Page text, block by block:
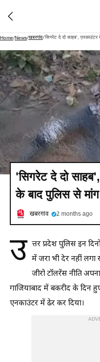
Home/News/खबरगांव/'सिगरेट दे दो साहब',
'सिगरेट दे दो
के बाद पुलिस से
खबरगांव 2 months ago
उ त्तर प्रदेश पुलिस इन
में जरा भी देर नहीं लगा
जीरो टॉलरेंस नीति
गाजियाबाद में बकरीद के दिन
एनकाउंटर में ढेर कर दिया।